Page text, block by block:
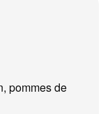
pommes de